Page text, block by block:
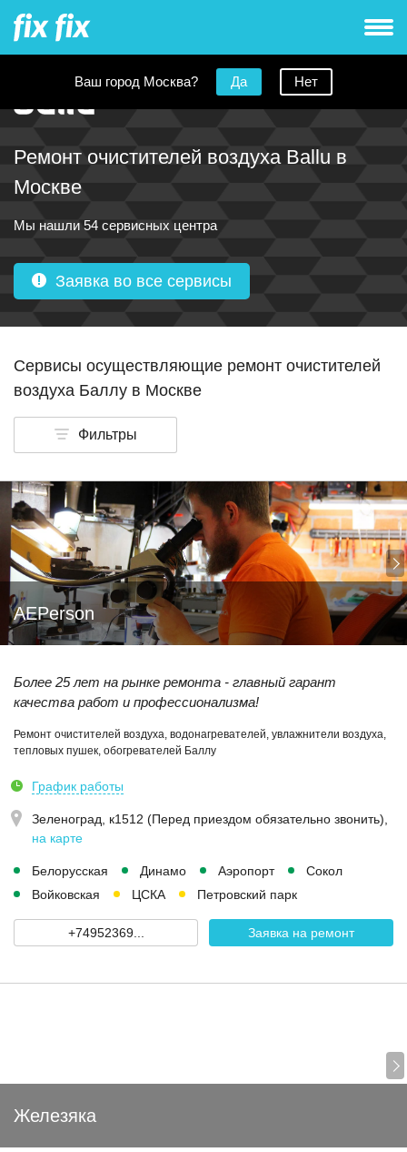
Ваш город Москва? Да Нет
Ремонт очистителей воздуха Ballu в
Москве
Мы нашли 54 сервисных центра
Заявка во все сервисы
Сервисы осуществляющие ремонт очистителей
воздуха Баллу в Москве
Фильтры
AEPerson
Более 25 лет на рынке ремонта - главный гарант
качества работ и профессионализма!
Ремонт очистителей воздуха, водонагревателей, увлажнители воздуха,
тепловых пушек, обогревателей Баллу
График работы
Зеленоград, к1512 (Перед приездом обязательно звонить)
на карте
Белорусская Динамо Аэропорт
Сокол
Войковская
ЦСКА Петровский парк
+74952369... Заявка на ремонт
Железяка